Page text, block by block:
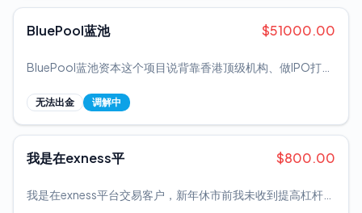
BluePool蓝池 $51000.00
BluePool蓝池资本这个项目说背靠香港顶级机构、做IPO打新
多了。 真正的蓝池资本，是阿里巴巴蔡崇信的家族办公室，
2004年成立，只服务超高净值人群，跟这个质押返利的项目
没半毛钱关系。骗子就是借蔡崇信的名气和“IPO打新”“PE基
路：找个有知名度的机构，移花接木造关联，再蹭高大上的投
出入金，说这是国际投资通用方式。实际上，虚拟币绕开了银
无法出金 调解中
我是在exness平 $800.00
我是在exness平台交易客户，新年休市前我未收到提高杠杆保